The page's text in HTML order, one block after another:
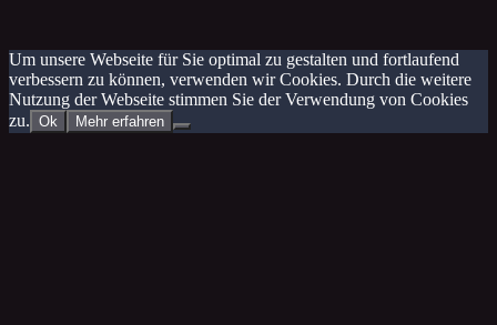
Um unsere Webseite für Sie optimal zu gestalten und fortlaufend
verbessern zu können, verwenden wir Cookies. Durch die weitere
Nutzung der Webseite stimmen Sie der Verwendung von Cookies
zu. Ok Mehr erfahren